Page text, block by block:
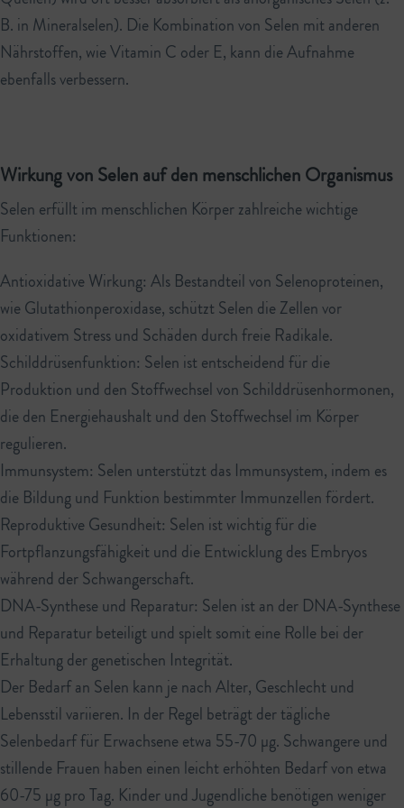
B. in Mineralselen). Die Kombination von Selen mit anderen
Nährstoffen, wie Vitamin C oder E, kann die Aufnahme
ebenfalls verbessern.
Wirkung von Selen auf den menschlichen Organismus
Selen erfüllt im menschlichen Körper zahlreiche wichtige
Funktionen:
Antioxidative Wirkung: Als Bestandteil von Selenoproteinen,
wie Glutathionperoxidase, schützt Selen die Zellen vor
oxidativem Stress und Schäden durch freie Radikale.
Schilddrüsenfunktion: Selen ist entscheidend für die
Produktion und den Stoffwechsel von Schilddrüsenhormonen,
die den Energiehaushalt und den Stoffwechsel im Körper
regulieren.
Immunsystem: Selen unterstützt das Immunsystem, indem es
die Bildung und Funktion bestimmter Immunzellen fördert.
Reproduktive Gesundheit: Selen ist wichtig für die
Fortpflanzungsfähigkeit und die Entwicklung des Embryos
während der Schwangerschaft.
DNA-Synthese und Reparatur: Selen ist an der DNA-Synthese
und Reparatur beteiligt und spielt somit eine Rolle bei der
Erhaltung der genetischen Integrität.
Der Bedarf an Selen kann je nach Alter, Geschlecht und
Lebensstil variieren. In der Regel beträgt der tägliche
Selenbedarf für Erwachsene etwa 55-70 µg. Schwangere und
stillende Frauen haben einen leicht erhöhten Bedarf von etwa
60-75 µg pro Tag. Kinder und Jugendliche benötigen weniger